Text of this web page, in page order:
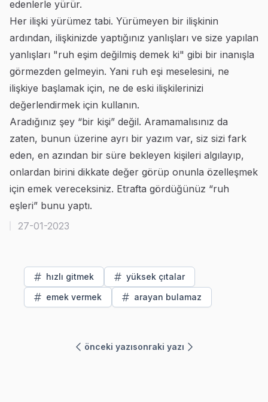
edenlerle yürür.
Her ilişki yürümez tabi. Yürümeyen bir ilişkinin
ardından, ilişkinizde yaptığınız yanlışları ve size yapılan
yanlışları "ruh eşim değilmiş demek ki" gibi bir inanışla
görmezden gelmeyin. Yani ruh eşi meselesini, ne
ilişkiye başlamak için, ne de eski ilişkilerinizi
değerlendirmek için kullanın.
Aradığınız şey “bir kişi” değil. Aramamalısınız da
zaten, bunun üzerine ayrı bir yazım var, siz sizi fark
eden, en azından bir süre bekleyen kişileri algılayıp,
onlardan birini dikkate değer görüp onunla özelleşmek
için emek vereceksiniz. Etrafta gördüğünüz “ruh
eşleri” bunu yaptı.
27-01-2023
hızlı gitmek
yüksek çıtalar
emek vermek
arayan bulamaz
önceki yazısonraki yazı